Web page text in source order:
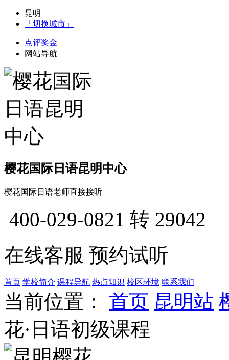
昆明
「切换城市」
点评奖金
网站导航
樱花国际日语昆明中心
樱花国际日语老师直接接听
400-029-0821 转 29042
在线客服 预约试听
首页 学校简介 课程导航 热点知识 校区环境 联系我们
当前位置： 首页 昆明站
花·日语初级课程